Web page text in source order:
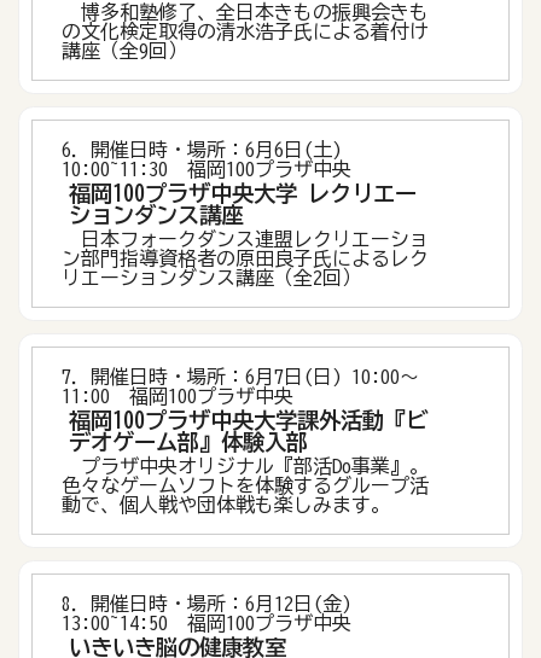
博多和塾修了、全日本きもの振興会きも
の文化検定取得の清水浩子氏による着付け
講座（全9回）
6．開催日時・場所：6月6日(土)
10:00~11:30 福岡100プラザ中央
福岡100プラザ中央大学 レクリエー
ションダンス講座
日本フォークダンス連盟レクリエーショ
ン部門指導資格者の原田良子氏によるレク
リエーションダンス講座（全2回）
7．開催日時・場所：6月7日(日) 10:00〜
11:00 福岡100プラザ中央
福岡100プラザ中央大学課外活動『ビ
デオゲーム部』体験入部
プラザ中央オリジナル『部活Do事業』。
色々なゲームソフトを体験するグループ活
動で、個人戦や団体戦も楽しみます。
8．開催日時・場所：6月12日(金)
13:00~14:50 福岡100プラザ中央
いきいき脳の健康教室